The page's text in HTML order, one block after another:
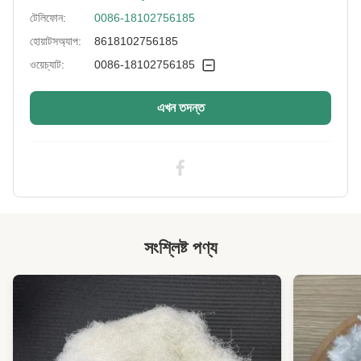
More Sizes: কাস্টমাইজযোগ্য
টেলিফোন:
0086-18102756185
হোয়াটসঅ্যাপ:
8618102756185
ওয়েচ্যাট:
0086-18102756185
এখন তদন্ত
সংশ্লিষ্ট পণ্য